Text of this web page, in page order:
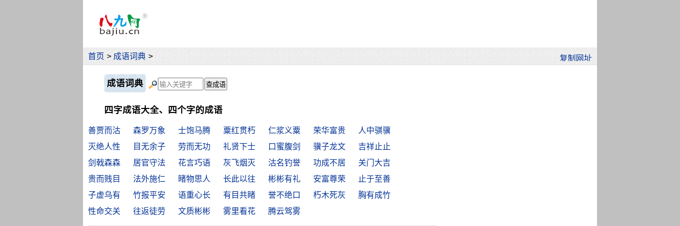
首页 > 成语词典 >
成语词典
四字成语大全、四个字的成语
善贾而沽 森罗万象 士饱马腾 粟红贯朽 仁浆义粟 荣华富贵
人中骐骥
灭绝人性
目无余子 劳而无功 礼贤下士 口蜜腹剑 骥子龙文
吉祥止止
剑戟森森
居官守法 花言巧语 灰飞烟灭 沽名钓誉 功成不居
关门大吉
贵而贱目
法外施仁 睹物思人 长此以往 彬彬有礼 安富尊荣
止于至善
子虚乌有
竹报平安 语重心长 有目共睹 誉不绝口 朽木死灰
胸有成竹
性命交关
往返徒劳 文质彬彬 雾里看花 腾云驾雾